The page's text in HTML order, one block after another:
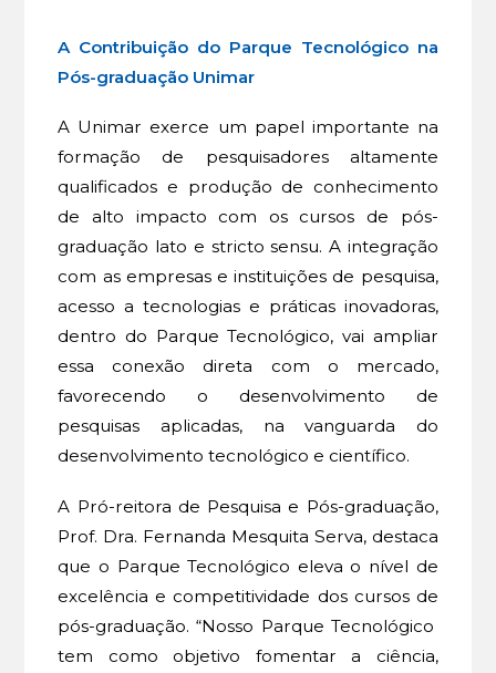
A Contribuição do Parque Tecnológico na
Pós-graduação Unimar
A Unimar exerce um papel importante na
formação de pesquisadores altamente
qualificados e produção de conhecimento
de alto impacto com os cursos de pós-
graduação lato e stricto sensu. A integração
com as empresas e instituições de pesquisa,
acesso a tecnologias e práticas inovadoras,
dentro do Parque Tecnológico, vai ampliar
essa conexão direta com o mercado,
favorecendo o desenvolvimento de
pesquisas aplicadas, na vanguarda do
desenvolvimento tecnológico e científico.
A Pró-reitora de Pesquisa e Pós-graduação,
Prof. Dra. Fernanda Mesquita Serva, destaca
que o Parque Tecnológico eleva o nível de
excelência e competitividade dos cursos de
pós-graduação. “Nosso Parque Tecnológico
tem como objetivo fomentar a ciência,